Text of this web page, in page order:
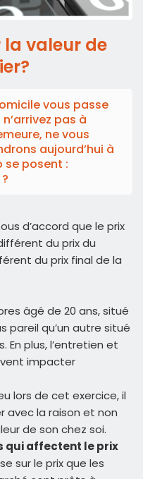
valeur de
vous passe
pas à
ne vous
aujourd’hui à
se posent :
d’accord que le prix
du prix du
du prix final de la
âgé de 20 ans, situé
pareil qu’un autre situé
En plus, l’entretien et
impacter
lors de cet exercice, il
avec la raison et non
de son chez soi.
qui affectent le prix
sur le prix que les